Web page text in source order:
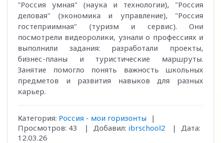
"Россия умная" (наука и технологии), "Россия
деловая" (экономика и управление), "Россия
гостеприимная" (туризм и сервис). Они
посмотрели видеоролики, узнали о профессиях и
выполнили задания: разработали проекты,
бизнес-планы и туристические маршруты.
Занятие помогло понять важность школьных
предметов и развития навыков для разных
карьер.
Категория: Россия - мои горизонты
|
Просмотров: 43 | Добавил: ibrschool2 |
Дата:
12.03.26